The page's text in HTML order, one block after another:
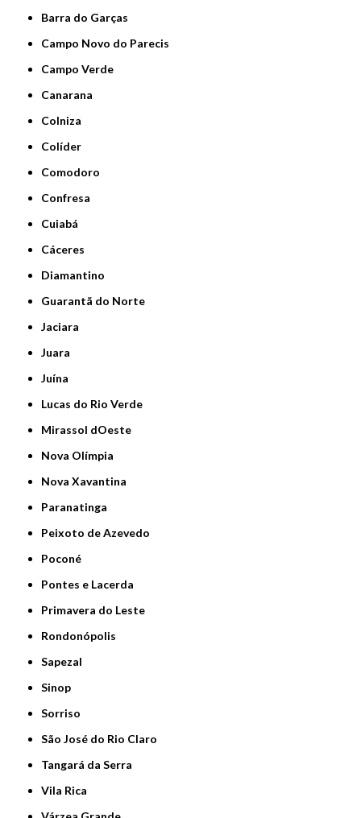
Barra do Garças
Campo Novo do Parecis
Campo Verde
Canarana
Colniza
Colíder
Comodoro
Confresa
Cuiabá
Cáceres
Diamantino
Guarantã do Norte
Jaciara
Juara
Juína
Lucas do Rio Verde
Mirassol dOeste
Nova Olímpia
Nova Xavantina
Paranatinga
Peixoto de Azevedo
Poconé
Pontes e Lacerda
Primavera do Leste
Rondonópolis
Sapezal
Sinop
Sorriso
São José do Rio Claro
Tangará da Serra
Vila Rica